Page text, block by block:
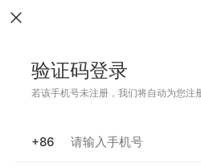
验证码登录
若该手机号未注册，我们将自动为您注
+86